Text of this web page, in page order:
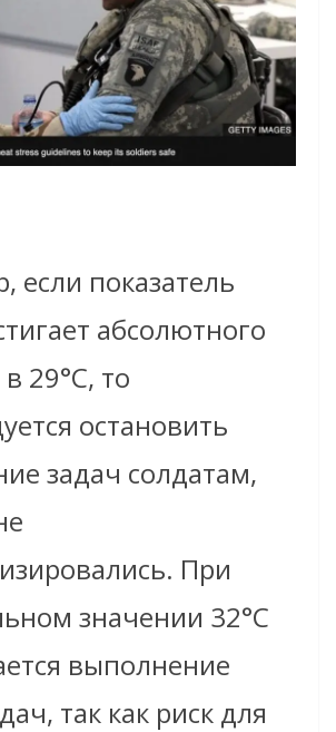
если показатель
абсолютного
29°C, то
остановить
задач солдатам,
При
значении 32°C
выполнение
так как риск для